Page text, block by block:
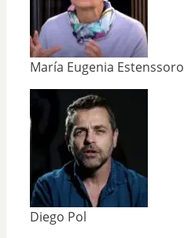
María Eugenia Estenssoro
Diego Pol